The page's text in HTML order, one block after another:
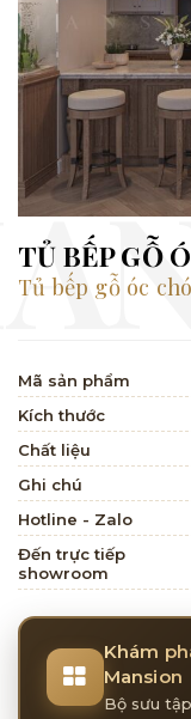
TỦ BẾP GỖ
Tủ bếp gỗ óc chó
Mã sản phẩm
Kích thước
Chất liệu
Ghi chú
Hotline - Zalo
Đến trực tiếp
showroom
Khám
Mansion
Bộ sưu